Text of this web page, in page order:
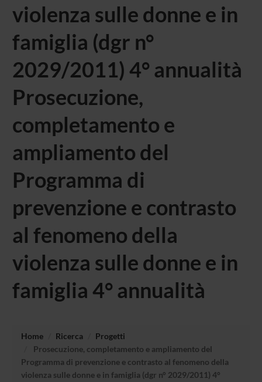
violenza sulle donne e in
famiglia (dgr n°
2029/2011) 4° annualità
Prosecuzione,
completamento e
ampliamento del
Programma di
prevenzione e contrasto
al fenomeno della
violenza sulle donne e in
famiglia 4° annualità
Home Ricerca
Progetti
Prosecuzione, completamento e ampliamento del
Programma di prevenzione e contrasto al fenomeno della
violenza sulle donne e in famiglia (dgr n° 2029/2011) 4°